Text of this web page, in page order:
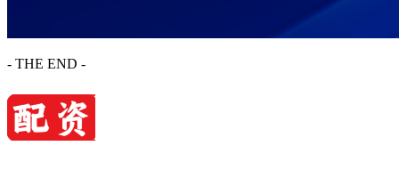
- THE END -